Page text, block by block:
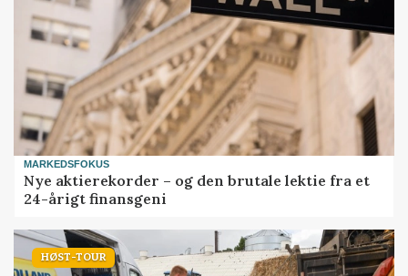
MARKEDSFOKUS
Nye aktierekorder – og den brutale lektie fra et
24-årigt finansgeni
HØST-TOUR